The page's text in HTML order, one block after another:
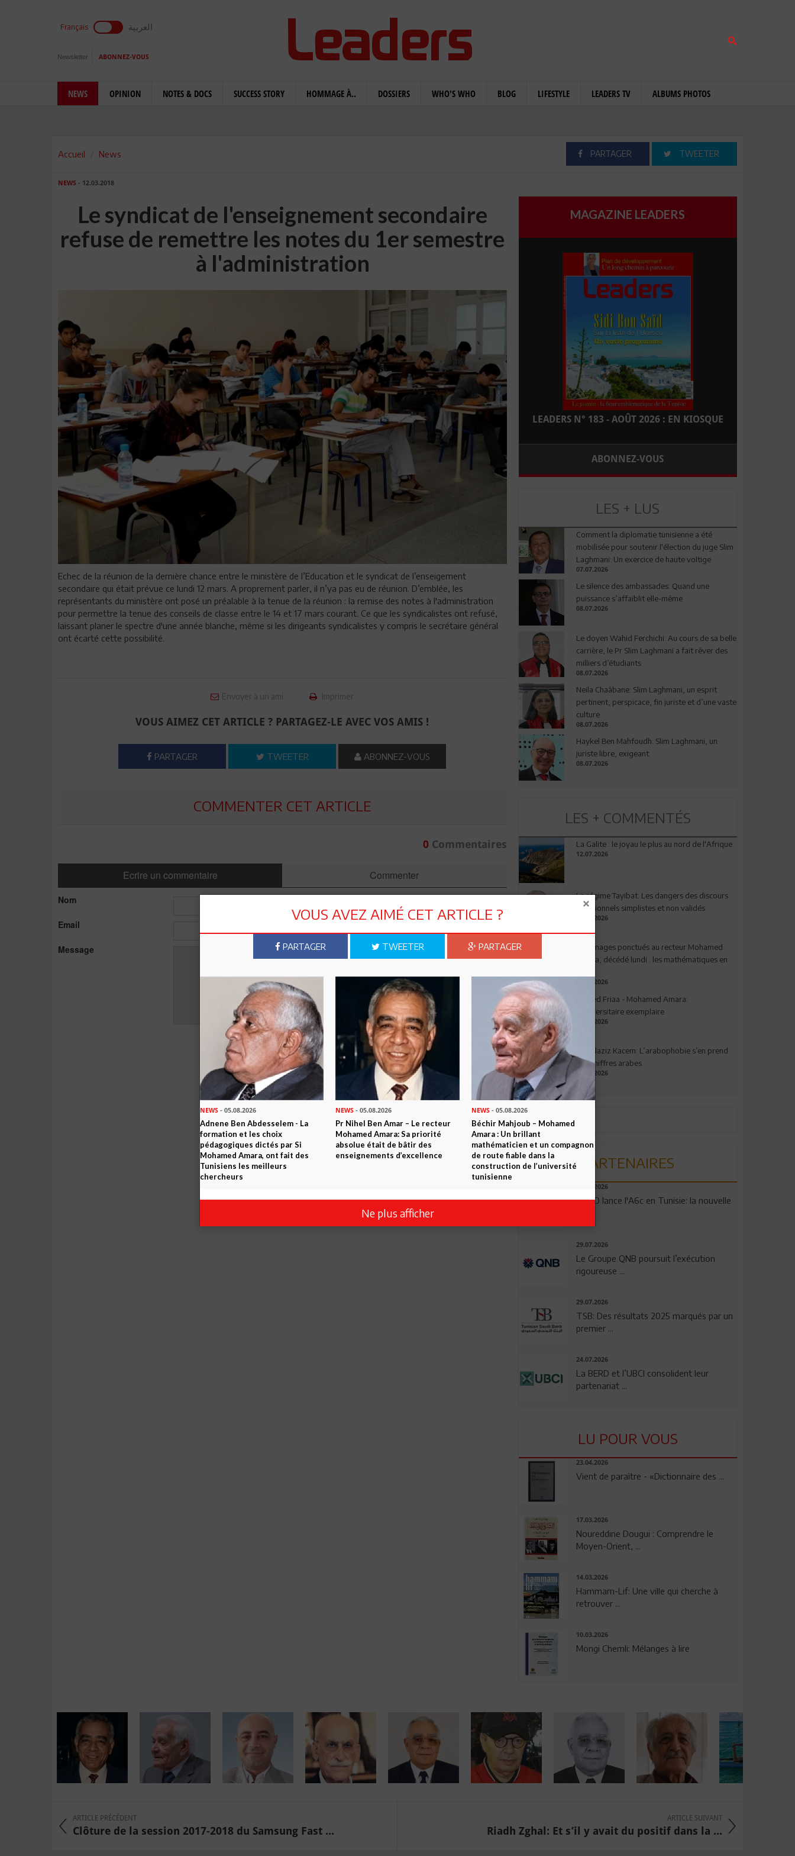
Français العربية
Newsletter ABONNEZ-VOUS
NEWS OPINION NOTES & DOCS SUCCESS STORY HOMMAGE À.. DOSSIERS WHO'S WHO BLOG LIFESTYLE LEADERS TV ALBUMS PHOTOS
Accueil News PARTAGER TWEETER
NEWS - 12.03.2018
Le syndicat de l'enseignement secondaire
refuse de remettre les notes du 1er semestre
à l'administration
Echec de la réunion de la dernière chance entre le ministère de l’Education et le syndicat de l’enseigement
secondaire qui était prévue ce lundi 12 mars. A proprement parler, il n’ya pas eu de réunion. D’emblée, les
représentants du ministère ont posé un préalable à la tenue de la réunion : la remise des notes à l'administration
pour permettre la tenue des conseils de classe entre le 14 et 17 mars courant. Ce que les syndicalistes ont refusé,
laissant planer le spectre d'une année blanche, même si les dirigeants syndicalistes y compris le secrétaire général
ont écarté cette possibilité.
Envoyer à un ami Imprimer
VOUS AIMEZ CET ARTICLE ? PARTAGEZ-LE AVEC VOS AMIS !
PARTAGER TWEETER ABONNEZ-VOUS
COMMENTER CET ARTICLE
0Commentaires
Ecrire un commentaire Commenter
Nom
Email
Message
Envoyer
MAGAZINE LEADERS
LEADERS N° 183 - AOÛT 2026 : EN KIOSQUE
ABONNEZ-VOUS
LES + LUS
Comment la diplomatie tunisienne a été
mobilisée pour soutenir l'élection du juge Slim
Laghmani: Un exercice de haute voltige
07.07.2026
Le silence des ambassades: Quand une
puissance s’affaiblit elle-même
08.07.2026
Le doyen Wahid Ferchichi: Au cours de sa belle
carrière, le Pr Slim Laghmani a fait rêver des
milliers d’étudiants
08.07.2026
Neila Chaâbane: Slim Laghmani, un esprit
pertinent, perspicace, fin juriste et d’une vaste
culture
08.07.2026
Haykel Ben Mahfoudh: Slim Laghmani, un
juriste libre, exigeant
08.07.2026
LES + COMMENTÉS
La Galite : le joyau le plus au nord de l'Afrique
12.07.2026
Le régime Tayibat: Les dangers des discours
nutritionnels simplistes et non validés
09.07.2026
Hommages ponctués au recteur Mohamed
Amara, décédé lundi : les mathématiques en
03.08.2026
Ahmed Friaa - Mohamed Amara:
l’Universitaire exemplaire
04.08.2026
Abdelaziz Kacem: L’arabophobie s’en prend
aux chiffres arabes
09.07.2026
PARTENAIRES
04.08.2026
OPPO lance l'A6c en Tunisie: la nouvelle
29.07.2026
Le Groupe QNB poursuit l’exécution
rigoureuse ...
29.07.2026
TSB: Des résultats 2025 marqués par un
premier ...
24.07.2026
La BERD et l’UBCI consolident leur
partenariat ...
LU POUR VOUS
23.04.2026
Vient de paraître - «Dictionnaire des ...
17.03.2026
Noureddine Dougui : Comprendre le
Moyen-Orient, ...
14.03.2026
Hammam-Lif: Une ville qui cherche à
retrouver ...
10.03.2026
Mongi Chemli: Mélanges à lire
ARTICLE PRÉCÉDENT
Clôture de la session 2017-2018 du Samsung Fast ...
ARTICLE SUIVANT
Riadh Zghal: Et s’il y avait du positif dans la ...
VOUS AVEZ AIMÉ CET ARTICLE ?
PARTAGER TWEETER PARTAGER
NEWS - 05.08.2026
Adnene Ben Abdesselem - La
formation et les choix
pédagogiques dictés par Si
Mohamed Amara, ont fait des
Tunisiens les meilleurs
chercheurs
NEWS - 05.08.2026
Pr Nihel Ben Amar – Le recteur
Mohamed Amara: Sa priorité
absolue était de bâtir des
enseignements d’excellence
NEWS- 05.08.2026
Béchir Mahjoub – Mohamed
Amara : Un brillant
mathématicien et un compagnon
de route fiable dans la
construction de l’université
tunisienne
Ne plus afficher